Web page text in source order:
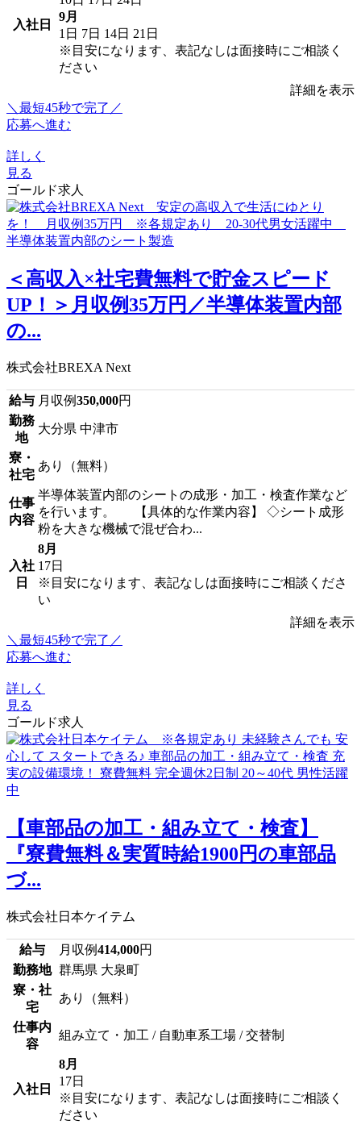
入社日
9月
1日 7日 14日 21日
※目安になります、表記なしは面接時にご相談く
ださい
詳細を表示
＼最短45秒で完了／
応募へ進む
詳しく
見る
ゴールド求人
＜高収入×社宅費無料で貯金スピード
UP！＞月収例35万円／半導体装置内部
の...
株式会社BREXA Next
給与 月収例350,000円
勤務
地
大分県 中津市
寮・
社宅
あり（無料）
仕事
内容
半導体装置内部のシートの成形・加工・検査作業など
を行います。 【具体的な作業内容】 ◇シート成形
粉を大きな機械で混ぜ合わ...
入社
日
8月
17日
※目安になります、表記なしは面接時にご相談くださ
い
詳細を表示
＼最短45秒で完了／
応募へ進む
詳しく
見る
ゴールド求人
【車部品の加工・組み立て・検査】
『寮費無料＆実質時給1900円の車部品
づ...
株式会社日本ケイテム
給与 月収例414,000円
勤務地 群馬県 大泉町
寮・社
宅
あり（無料）
仕事内
容
組み立て・加工 / 自動車系工場 / 交替制
入社日
8月
17日
※目安になります、表記なしは面接時にご相談く
ださい